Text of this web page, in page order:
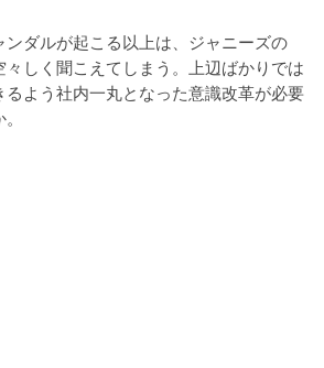
ダルが起こる以上は、ジャニーズの
々しく聞こえてしまう。上辺ばかりでは
るよう社内一丸となった意識改革が必要